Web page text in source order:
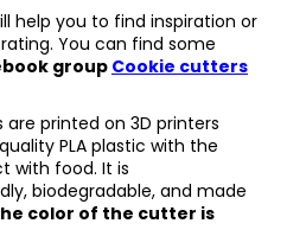
help you to find inspiration or
You can find some
group Cookie cutters
printed on 3D printers
PLA plastic with the
with food. It is
biodegradable, and made
color of the cutter is